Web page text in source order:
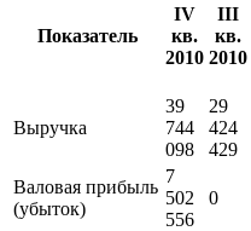
Показатель
IV
кв.
2010
III
кв.
2010
Выручка
39
744
098
29
424
429
Валовая прибыль
(убыток)
7
502
556
0